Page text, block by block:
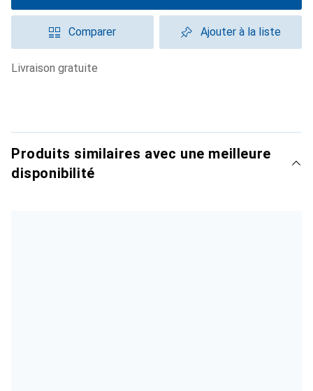
Comparer Ajouter à la liste
livraison gratuite
Produits similaires avec une meilleure
disponibilité